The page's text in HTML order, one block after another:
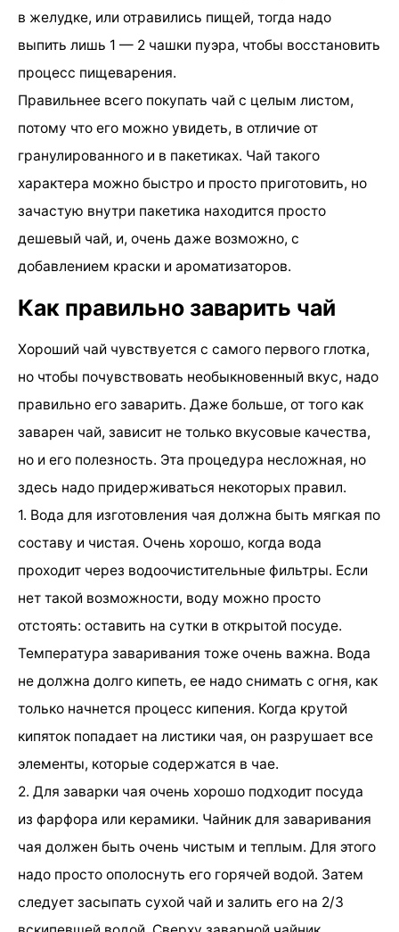
в желудке, или отравились пищей, тогда надо
выпить лишь 1 — 2 чашки пуэра, чтобы восстановить
процесс пищеварения.
Правильнее всего покупать чай с целым листом,
потому что его можно увидеть, в отличие от
гранулированного и в пакетиках. Чай такого
характера можно быстро и просто приготовить, но
зачастую внутри пакетика находится просто
дешевый чай, и, очень даже возможно, с
добавлением краски и ароматизаторов.
Как правильно заварить чай
Хороший чай чувствуется с самого первого глотка,
но чтобы почувствовать необыкновенный вкус, надо
правильно его заварить. Даже больше, от того как
заварен чай, зависит не только вкусовые качества,
но и его полезность. Эта процедура несложная, но
здесь надо придерживаться некоторых правил.
1. Вода для изготовления чая должна быть мягкая по
составу и чистая. Очень хорошо, когда вода
проходит через водоочистительные фильтры. Если
нет такой возможности, воду можно просто
отстоять: оставить на сутки в открытой посуде.
Температура заваривания тоже очень важна. Вода
не должна долго кипеть, ее надо снимать с огня, как
только начнется процесс кипения. Когда крутой
кипяток попадает на листики чая, он разрушает все
элементы, которые содержатся в чае.
2. Для заварки чая очень хорошо подходит посуда
из фарфора или керамики. Чайник для заваривания
чая должен быть очень чистым и теплым. Для этого
надо просто ополоснуть его горячей водой. Затем
следует засыпать сухой чай и залить его на 2/3